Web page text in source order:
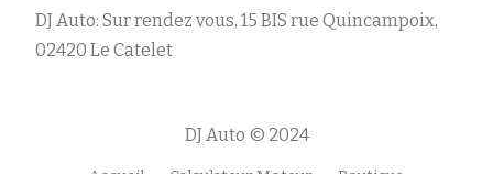
DJ Auto: Sur rendez vous, 15 BIS rue Quincampoix,
02420 Le Catelet
DJ Auto © 2024